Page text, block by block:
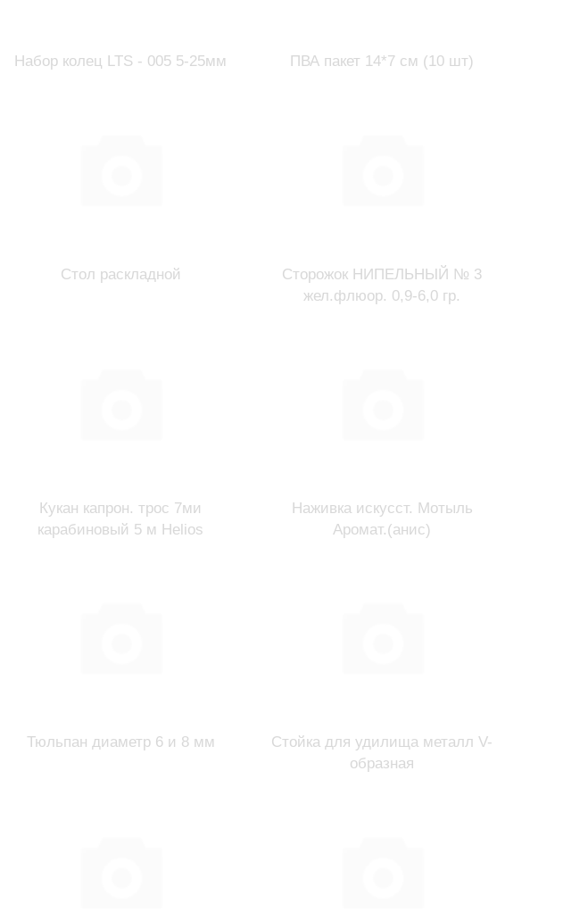
Набор колец LTS - 005 5-25мм ПВА пакет 14*7 см (10 шт)
Стол раскладной
Сторожок НИПЕЛЬНЫЙ № 3
жел.флюор. 0,9-6,0 гр.
Кукан капрон. трос 7ми
карабиновый 5 м Helios
Наживка искусст. Мотыль
Аромат.(анис)
Тюльпан диаметр 6 и 8 мм
Стойка для удилища металл V-
образная